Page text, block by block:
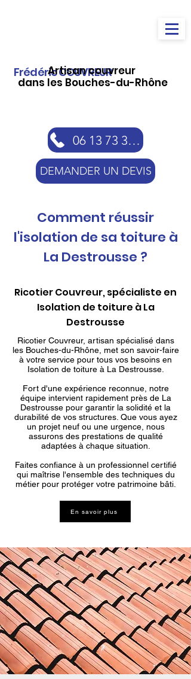
Frédéric COUVREUR
Artisan couvreur
dans les Bouches-du-Rhône
06 13 73 30 46
DEMANDER UN DEVIS
Comment réussir
l'isolation de sa toiture à
La Destrousse ?
Ricotier Couvreur, spécialiste en
Isolation de toiture à La
Destrousse
Ricotier Couvreur, artisan spécialisé dans
les Bouches-du-Rhône, met son savoir-faire
à votre service pour tous vos besoins en
Isolation de toiture à La Destrousse.
Fort d'une expérience reconnue, notre
équipe intervient rapidement près de La
Destrousse pour garantir la solidité et la
durabilité de vos structures. Que vous ayez
un projet neuf ou une urgence, nous
assurons des prestations de qualité
adaptées à chaque situation.
Faites confiance à un professionnel certifié
qui maîtrise l'ensemble des techniques du
métier pour protéger votre patrimoine bâti.
En savoir plus